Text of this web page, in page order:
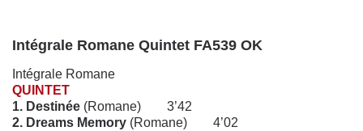
Intégrale Romane Quintet FA539 OK
Intégrale Romane
QUINTET
1. Destinée (Romane) 3’42
2. Dreams Memory (Romane) 4’02